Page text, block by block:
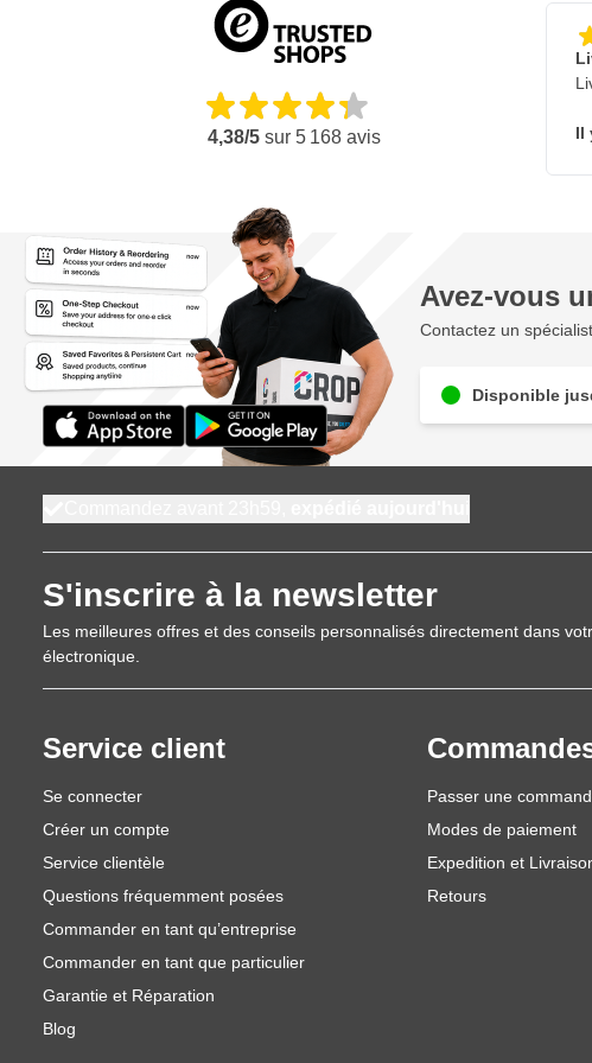
Pistolet RX-80 et HEA Pro Tip 517 inclus
4,38/5 sur 5 168 avis Il
Avez-vous
Contactez un
Disponible
S'inscrire à la newsletter
Les meilleures offres et des conseils personnalisés directement dans
électronique.
Service client
Se connecter
Créer un compte
Service clientèle
Questions fréquemment posées
Commander en tant qu’entreprise
Commander en tant que particulier
Garantie et Réparation
Blog
Passer une
Modes de paiement
Expedition et
Retours